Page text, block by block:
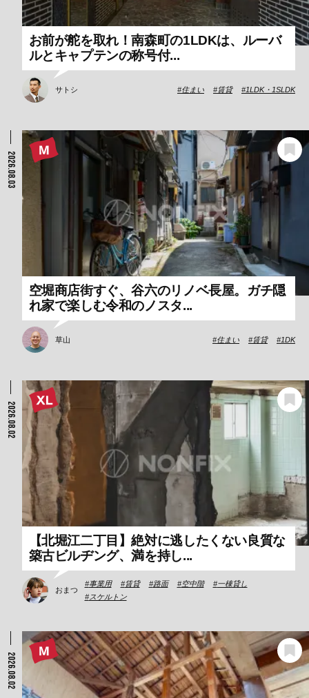
お前が舵を取れ！南森町の1LDKは、ルーバ
ルとキャプテンの称号付...
サトシ 住まい 賃貸 1LDK・1SLDK
2026.08.03
空堀商店街すぐ、谷六のリノベ長屋。ガチ隠
れ家で楽しむ令和のノスタ...
草山 住まい 賃貸 1DK
2026.08.02
【北堀江二丁目】絶対に逃したくない良質な
築古ビルヂング、満を持し...
おまつ
事業用 賃貸 路面 空中階
一棟貸し
スケルトン
2026.08.02